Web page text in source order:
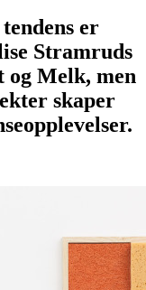
er
Stramruds
Melk, men
skaper